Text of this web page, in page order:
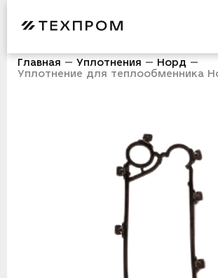
Главная Уплотнения
Норд
Уплотнение для теплообменника